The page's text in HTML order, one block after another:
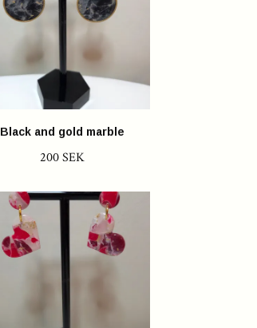
Black and gold marble
200 SEK